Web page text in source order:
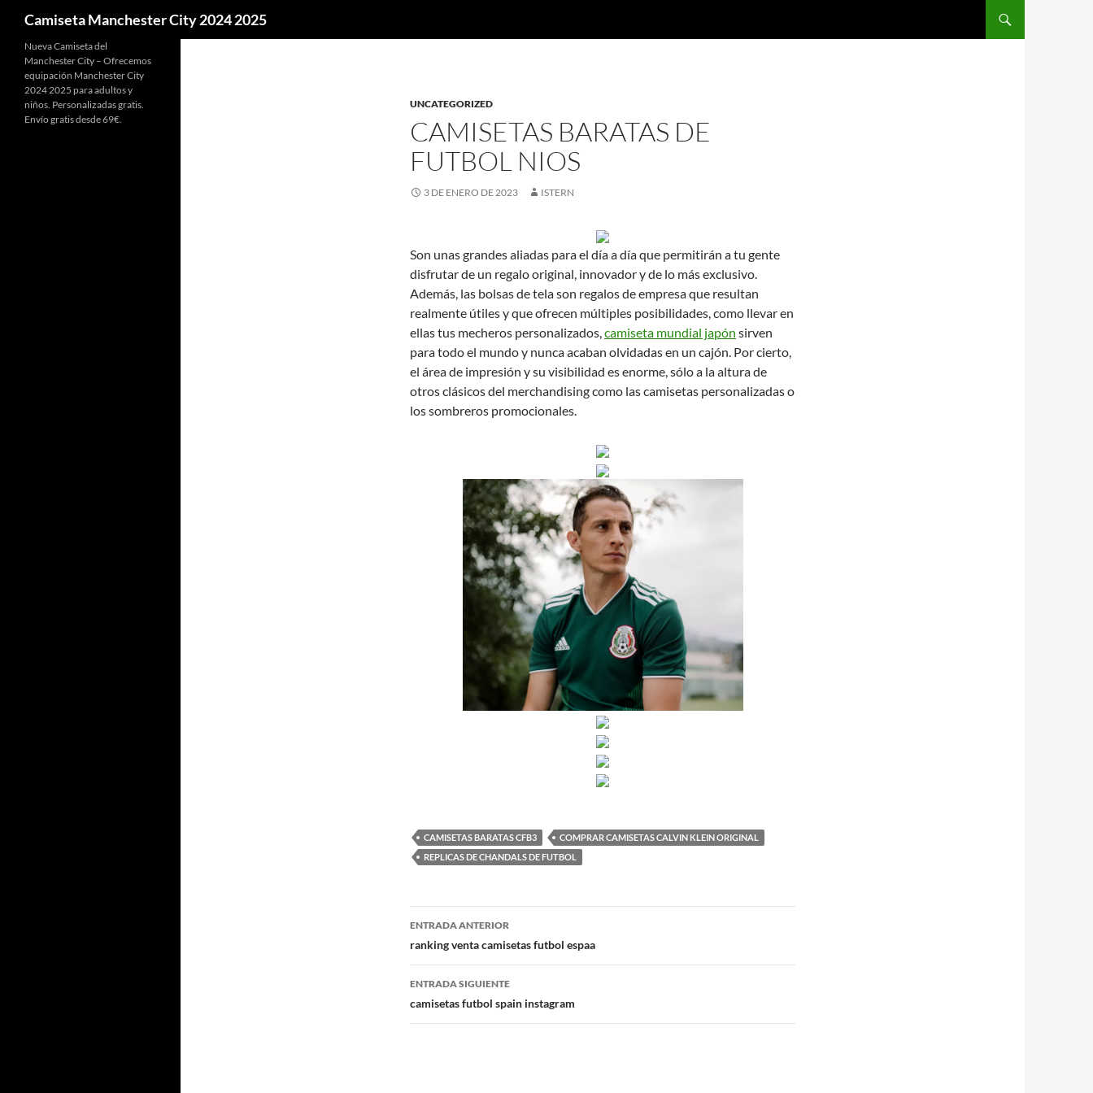
Camiseta Manchester City 2024 2025
UNCATEGORIZED
CAMISETAS BARATAS DE
FUTBOL NIOS
3 DE ENERO DE 2023 ISTERN
Son unas grandes aliadas para el día a día que permitirán a tu gente
disfrutar de un regalo original, innovador y de lo más exclusivo.
Además, las bolsas de tela son regalos de empresa que resultan
realmente útiles y que ofrecen múltiples posibilidades, como llevar en
ellas tus mecheros personalizados,camiseta mundial japón sirven
para todo el mundo y nunca acaban olvidadas en un cajón. Por cierto,
el área de impresión y su visibilidad es enorme, sólo a la altura de
otros clásicos del merchandising como las camisetas personalizadas o
los sombreros promocionales.
CAMISETAS BARATAS CFB3
COMPRAR CAMISETAS CALVIN KLEIN ORIGINAL
REPLICAS DE CHANDALS DE FUTBOL
Navegación
de
entradas
ENTRADA ANTERIOR
ranking venta camisetas futbol espaa
ENTRADA SIGUIENTE
camisetas futbol spain instagram
Nueva Camiseta del
Manchester City – Ofrecemos
equipación Manchester City
2024 2025 para adultos y
niños. Personalizadas gratis.
Envío gratis desde 69€.